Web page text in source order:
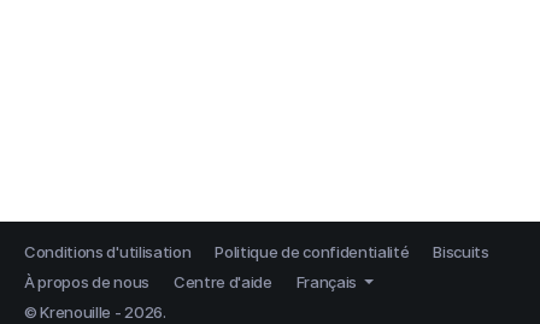
Conditions d'utilisation Politique de confidentialité
Biscuits
À propos de nous
Centre d'aide
Français
© Krenouille - 2026.